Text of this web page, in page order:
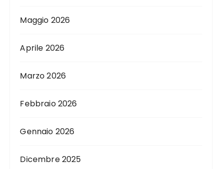
Maggio 2026
Aprile 2026
Marzo 2026
Febbraio 2026
Gennaio 2026
Dicembre 2025